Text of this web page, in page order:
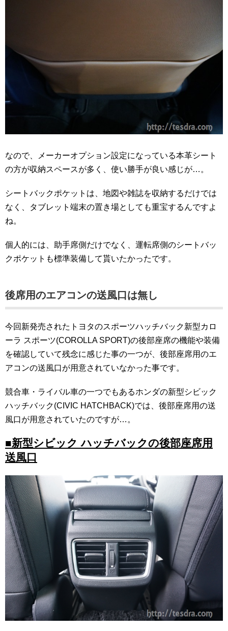
なので、メーカーオプション設定になっている本革シート
の方が収納スペースが多く、使い勝手が良い感じが…。
シートバックポケットは、地図や雑誌を収納するだけでは
なく、タブレット端末の置き場としても重宝するんですよ
ね。
個人的には、助手席側だけでなく、運転席側のシートバッ
クポケットも標準装備して貰いたかったです。
後席用のエアコンの送風口は無し
今回新発売されたトヨタのスポーツハッチバック新型カロ
ーラ スポーツ(COROLLA SPORT)の後部座席の機能や装備
を確認していて残念に感じた事の一つが、後部座席用のエ
アコンの送風口が用意されていなかった事です。
競合車・ライバル車の一つでもあるホンダの新型シビック
ハッチバック(CIVIC HATCHBACK)では、後部座席用の送
風口が用意されていたのですが…。
■新型シビック ハッチバックの後部座席用
送風口